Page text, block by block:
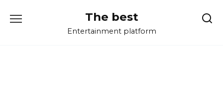
The best
Entertainment platform